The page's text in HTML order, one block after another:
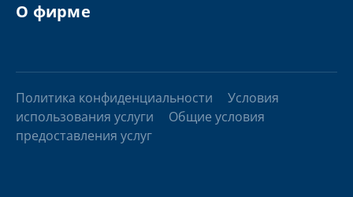
О фирме
Политика конфиденциальности
Условия
использования услуги
Общие условия
предоставления услуг